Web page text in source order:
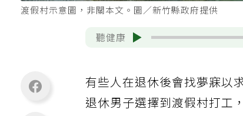
渡假村示意圖，非關本文。圖／新竹縣政府提供
聽健康
有些人在退休後會找夢寐以
退休男子選擇到渡假村打工